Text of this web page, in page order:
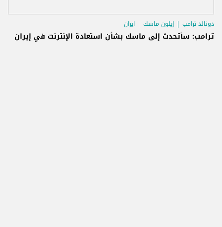
دونالد ترامب إيلون ماسك ايران
ترامب: سأتحدث إلى ماسك بشأن استعادة الإنترنت في إيران